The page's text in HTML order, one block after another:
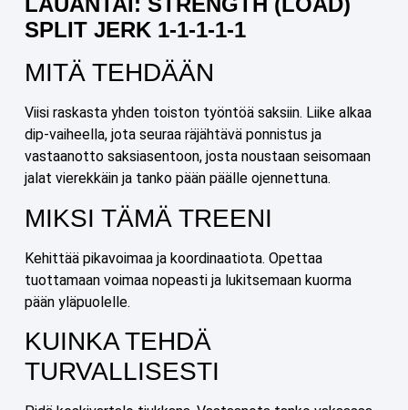
SPLIT JERK 1-1-1-1-1
MITÄ TEHDÄÄN
Viisi raskasta yhden toiston työntöä saksiin. Liike alkaa
dip-vaiheella, jota seuraa räjähtävä ponnistus ja
vastaanotto saksiasentoon, josta noustaan seisomaan
jalat vierekkäin ja tanko pään päälle ojennettuna.
MIKSI TÄMÄ TREENI
Kehittää pikavoimaa ja koordinaatiota. Opettaa
tuottamaan voimaa nopeasti ja lukitsemaan kuorma
pään yläpuolelle.
KUINKA TEHDÄ
TURVALLISESTI